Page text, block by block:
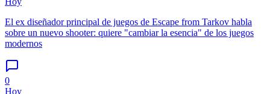
El ex diseñador principal de juegos de Escape from Tarkov habla
sobre un nuevo shooter: quiere "cambiar la esencia" de los juegos
modernos
0
Hoy